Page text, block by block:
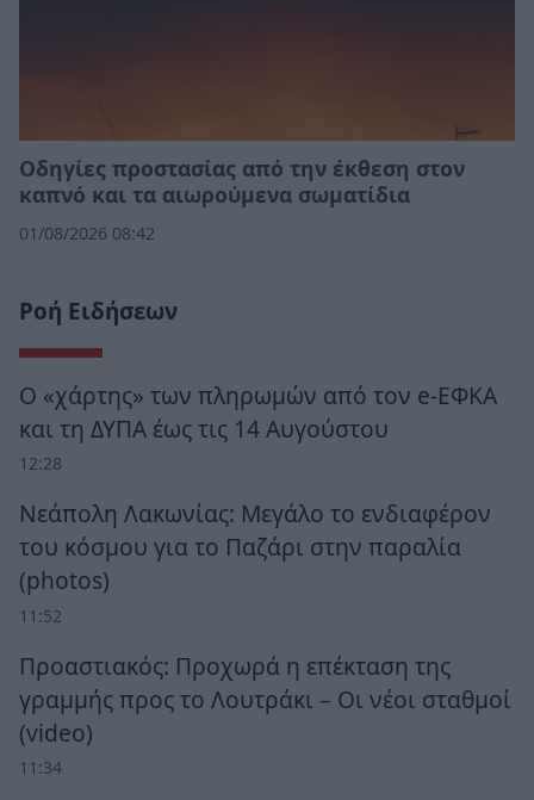
Οδηγίες προστασίας από την έκθεση στον
καπνό και τα αιωρούμενα σωματίδια
01/08/2026 08:42
Ροή Ειδήσεων
Ο «χάρτης» των πληρωμών από τον e-ΕΦΚΑ
και τη ΔΥΠΑ έως τις 14 Αυγούστου
12:28
Νεάπολη Λακωνίας: Μεγάλο το ενδιαφέρον
του κόσμου για το Παζάρι στην παραλία
(photos)
11:52
Προαστιακός: Προχωρά η επέκταση της
γραμμής προς το Λουτράκι – Οι νέοι σταθμοί
(video)
11:34